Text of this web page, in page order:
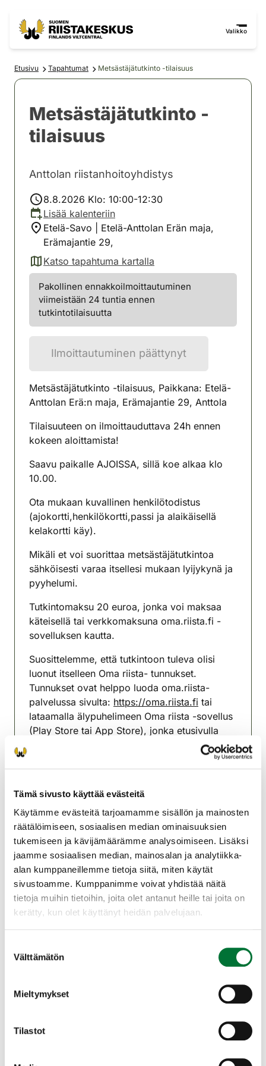
Tämä sivusto käyttää evästeitä
Käytämme evästeitä tarjoamamme sisällön ja mainosten
räätälöimiseen, sosiaalisen median ominaisuuksien
tukemiseen ja kävijämäärämme analysoimiseen. Lisäksi
jaamme sosiaalisen median, mainosalan ja analytiikka-
alan kumppaneillemme tietoja siitä, miten käytät
sivustoamme. Kumppanimme voivat yhdistää näitä
tietoja muihin tietoihin, joita olet antanut heille tai joita on
kerätty, kun olet käyttänyt heidän palvelujaan.
valinta
Välttämätön
Mieltymykset
Tilastot
Valikko
Etusivu Tapahtumat Metsästäjätutkinto -tilaisuus
Metsästäjätutkinto -
tilaisuus
Anttolan riistanhoitoyhdistys
8.8.2026 Klo: 10:00-12:30
Lisää kalenteriin
Etelä-Savo | Etelä-Anttolan Erän maja,
Erämajantie 29,
Katso tapahtuma kartalla
(avautuu uuteen välilehteen)
Pakollinen ennakkoilmoittautuminen
viimeistään 24 tuntia ennen
tutkintotilaisuutta
Ilmoittautuminen päättynyt
Metsästäjätutkinto -tilaisuus, Paikkana: Etelä-
Anttolan Erä:n maja, Erämajantie 29, Anttola
Tilaisuuteen on ilmoittauduttava 24h ennen
kokeen aloittamista!
Saavu paikalle AJOISSA, sillä koe alkaa klo
10.00.
Ota mukaan kuvallinen henkilötodistus
(ajokortti,henkilökortti,passi ja alaikäisellä
kelakortti käy).
Mikäli et voi suorittaa metsästäjätutkintoa
sähköisesti varaa itsellesi mukaan lyijykynä ja
pyyhelumi.
Tutkintomaksu 20 euroa, jonka voi maksaa
käteisellä tai verkkomaksuna oma.riista.fi -
sovelluksen kautta.
Suosittelemme, että tutkintoon tuleva olisi
luonut itselleen Oma riista- tunnukset.
Tunnukset ovat helppo luoda oma.riista-
palvelussa sivulta: https://oma.riista.fi tai
lataamalla älypuhelimeen Oma riista -sovellus
(Play Store tai App Store), jonka etusivulla
edellyttää omia verkkopankkitunnuksia tai
mobiilivarmennetta myös alaikäisiltä. Oma
Mikäli et halua luoda Oma riista -tunnuksia,
ilmoittaudu tilaisuuteen painikkeesta
Ilmoittaudu tapahtumaan. Tämän jälkeen
lähetetään sähköpostiisi ilmoittautumislinkki.
Täytä ilmoittautumistietosi huolellisesti.
Tutkinto suoritetaan omalla päätelaitteella
(puhelin, tabletti, läppäri). Huolehdi siitä, että
päätelaitteessa on riittävästi akussa virtaa,
versiota.
Lisätietoja voi kysyä:
tai
Anttolan rhy, toiminnanohjaaja Minna Turunen